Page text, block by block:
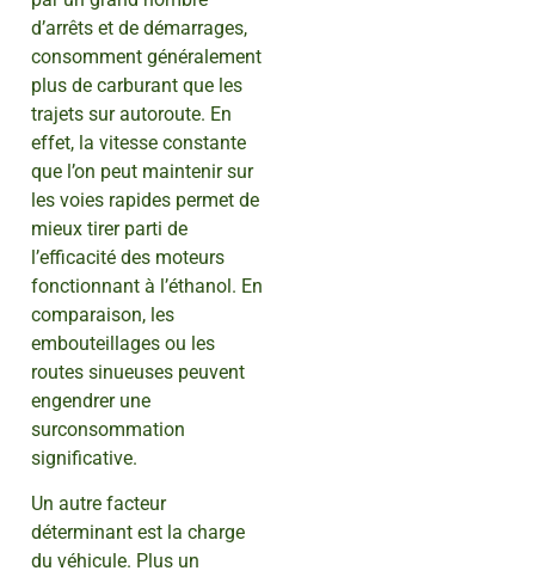
d’arrêts et de démarrages,
consomment généralement
plus de carburant que les
trajets sur autoroute. En
effet, la vitesse constante
que l’on peut maintenir sur
les voies rapides permet de
mieux tirer parti de
l’efficacité des moteurs
fonctionnant à l’éthanol. En
comparaison, les
embouteillages ou les
routes sinueuses peuvent
engendrer une
surconsommation
significative.
Un autre facteur
déterminant est la charge
du véhicule. Plus un